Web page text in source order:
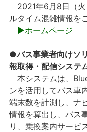
2021年6月8日（火
ルタイム混雑情報を
▶ホームページ
●バス事業者向けソ
報取得・配信システ
本システムは、
ンを活用してバス車
端末数を計測し、ナ
情報を算出し、バス
リ、乗換案内サービ